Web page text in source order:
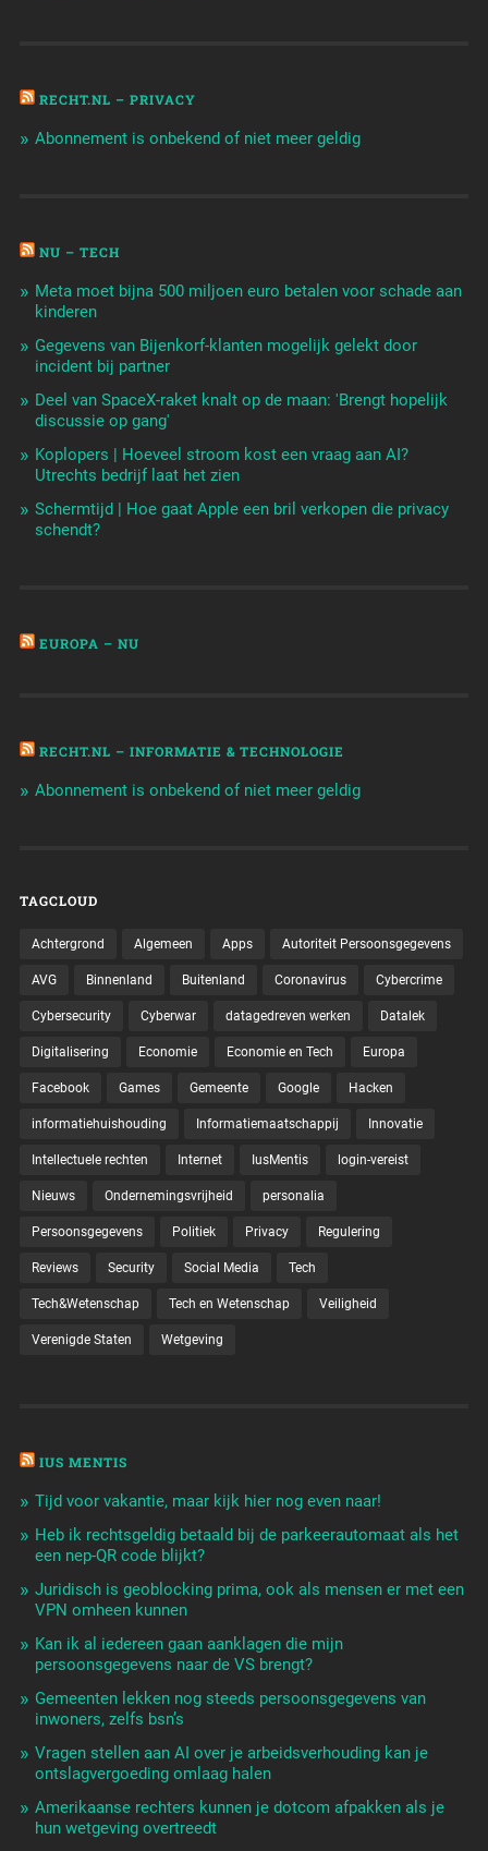
RECHT.NL – PRIVACY
Abonnement is onbekend of niet meer geldig
NU – TECH
Meta moet bijna 500 miljoen euro betalen voor schade aan
kinderen
Gegevens van Bijenkorf-klanten mogelijk gelekt door
incident bij partner
Deel van SpaceX-raket knalt op de maan: 'Brengt hopelijk
discussie op gang'
Koplopers | Hoeveel stroom kost een vraag aan AI?
Utrechts bedrijf laat het zien
Schermtijd | Hoe gaat Apple een bril verkopen die privacy
schendt?
EUROPA – NU
RECHT.NL – INFORMATIE & TECHNOLOGIE
Abonnement is onbekend of niet meer geldig
TAGCLOUD
Achtergrond Algemeen Apps Autoriteit Persoonsgegevens
AVG Binnenland Buitenland Coronavirus Cybercrime
Cybersecurity Cyberwar datagedreven werken Datalek
Digitalisering Economie Economie en Tech Europa
Facebook Games Gemeente Google Hacken
informatiehuishouding Informatiemaatschappij Innovatie
Intellectuele rechten Internet IusMentis login-vereist
Nieuws Ondernemingsvrijheid personalia
Persoonsgegevens Politiek Privacy Regulering
Reviews Security Social Media Tech
Tech&Wetenschap Tech en Wetenschap Veiligheid
Verenigde Staten Wetgeving
IUS MENTIS
Tijd voor vakantie, maar kijk hier nog even naar!
Heb ik rechtsgeldig betaald bij de parkeerautomaat als het
een nep-QR code blijkt?
Juridisch is geoblocking prima, ook als mensen er met een
VPN omheen kunnen
Kan ik al iedereen gaan aanklagen die mijn
persoonsgegevens naar de VS brengt?
Gemeenten lekken nog steeds persoonsgegevens van
inwoners, zelfs bsn’s
Vragen stellen aan AI over je arbeidsverhouding kan je
ontslagvergoeding omlaag halen
Amerikaanse rechters kunnen je dotcom afpakken als je
hun wetgeving overtreedt